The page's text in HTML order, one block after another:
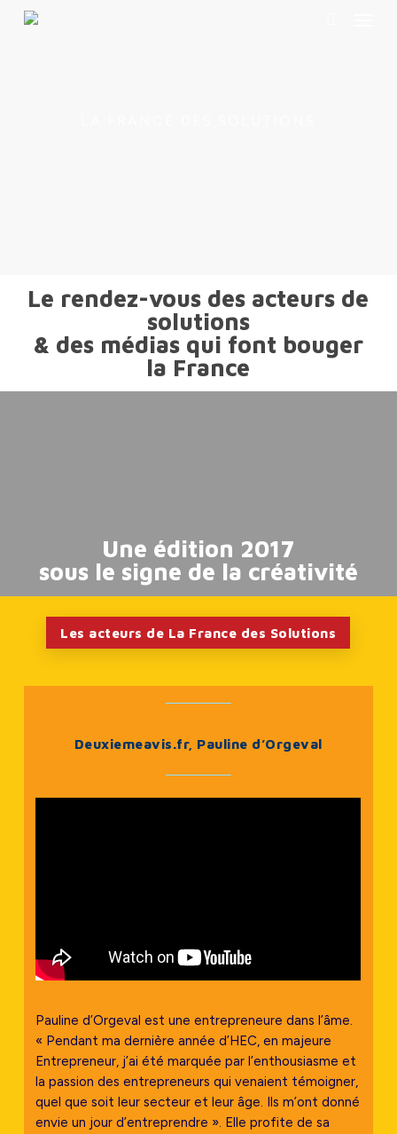
LA FRANCE DES SOLUTIONS . LE
Le rendez-vous des acteurs de
solutions
& des médias qui font bouger
la France
Une édition 2017
sous le signe de la créativité
Les acteurs de La France des Solutions
Deuxiemeavis.fr, Pauline d’Orgeval
Pauline d’Orgeval est une entrepreneure dans l’âme.
« Pendant ma dernière année d’HEC, en majeure
Entrepreneur, j’ai été marquée par l’enthousiasme et
la passion des entrepreneurs qui venaient témoigner,
quel que soit leur secteur et leur âge. Ils m’ont donné
envie un jour d’entreprendre ». Elle profite de sa